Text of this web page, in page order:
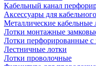
Кабельный канал
Аксессуары для
Металлические кабельные
Лотки монтажные
Лотки перфорированные с
Лестничные лотки
Лотки проволочные